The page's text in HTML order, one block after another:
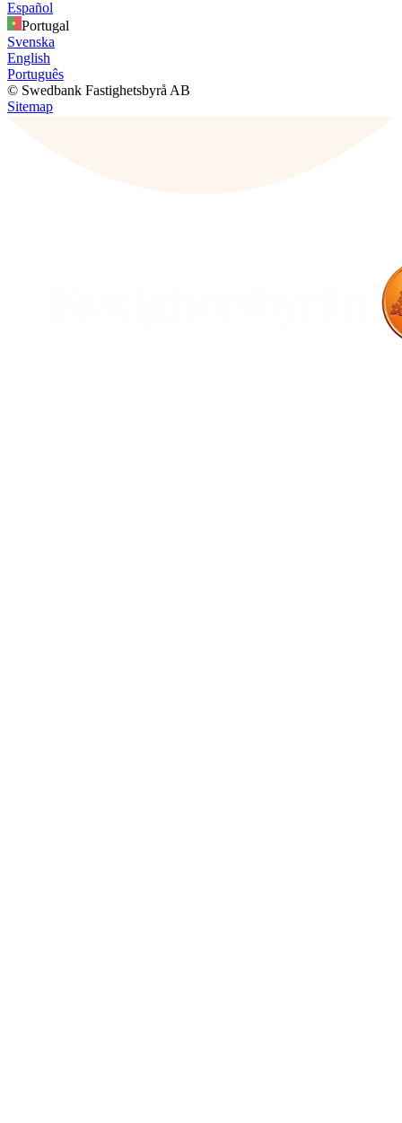
Español
Portugal
Svenska
English
Português
© Swedbank Fastighetsbyrå AB
Sitemap